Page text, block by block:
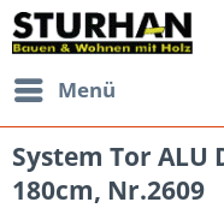
Menü
System Tor ALU
180cm, Nr.2609